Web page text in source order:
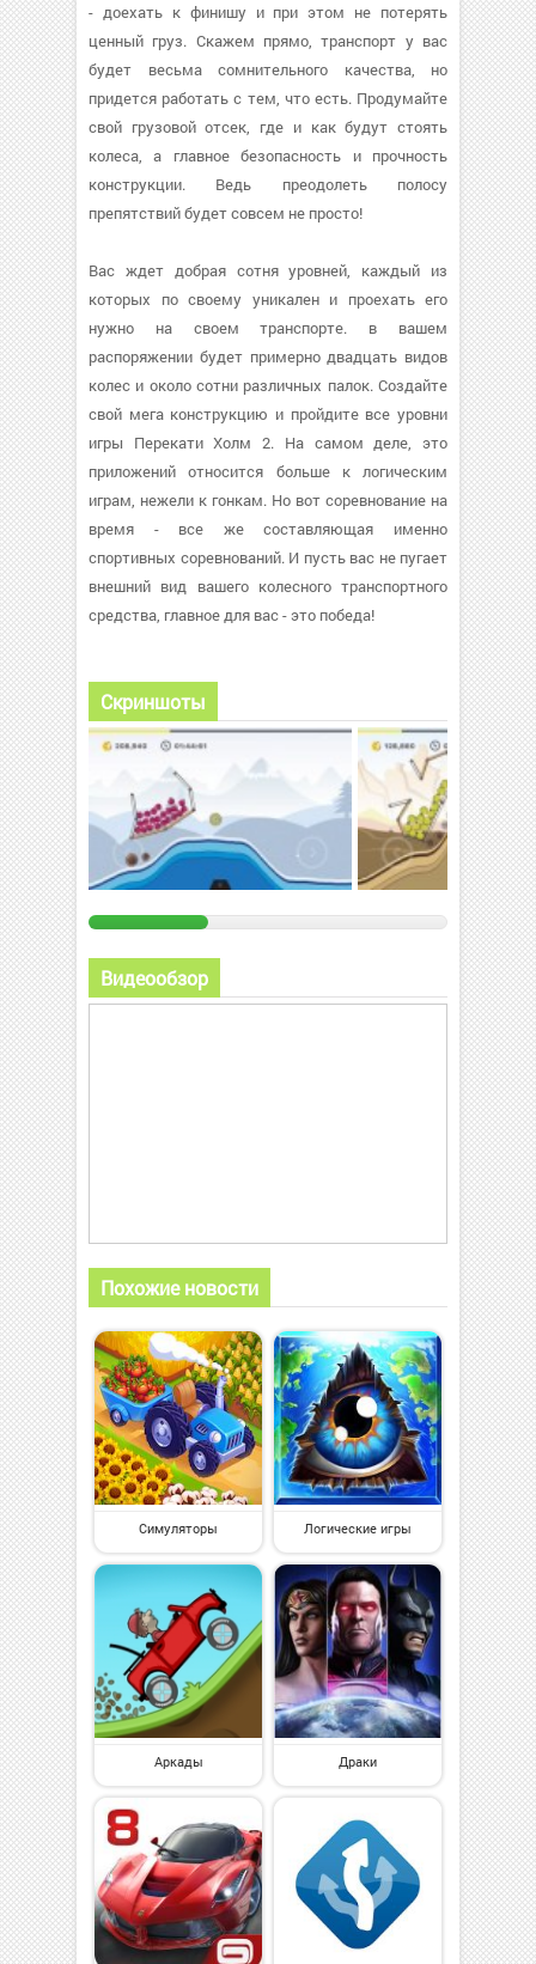
- доехать к финишу и при этом не потерять
ценный груз. Скажем прямо, транспорт у вас
будет весьма сомнительного качества, но
придется работать с тем, что есть. Продумайте
свой грузовой отсек, где и как будут стоять
колеса, а главное безопасность и прочность
конструкции. Ведь преодолеть полосу
препятствий будет совсем не просто!
Вас ждет добрая сотня уровней, каждый из
которых по своему уникален и проехать его
нужно на своем транспорте. в вашем
распоряжении будет примерно двадцать видов
колес и около сотни различных палок. Создайте
свой мега конструкцию и пройдите все уровни
игры Перекати Холм 2. На самом деле, это
приложений относится больше к логическим
играм, нежели к гонкам. Но вот соревнование на
время - все же составляющая именно
спортивных соревнований. И пусть вас не пугает
внешний вид вашего колесного транспортного
средства, главное для вас - это победа!
Скриншоты
Видеообзор
Похожие новости
Симуляторы Логические игры
Аркады Драки